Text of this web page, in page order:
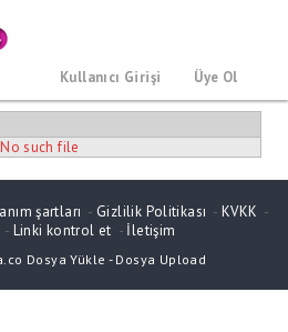
Kullanıcı Girişi Üye Ol
No such file
şartları - Gizlilik Politikası - KVKK -
- Linki kontrol et - İletişim
Dosya Yükle - Dosya Upload